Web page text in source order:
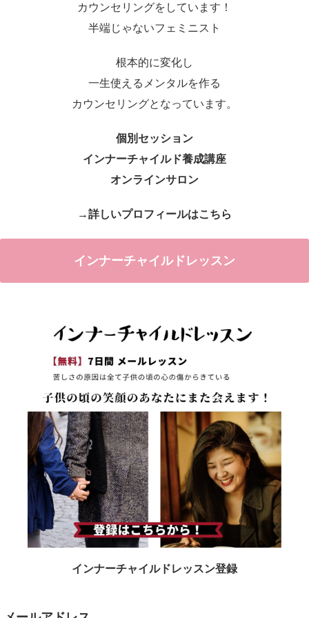
カウンセリングをしています！
半端じゃないフェミニスト
根本的に変化し
一生使えるメンタルを作る
カウンセリングとなっています。
個別セッション
インナーチャイルド養成講座
オンラインサロン
→詳しいプロフィールはこちら
インナーチャイルドレッスン
インナーチャイルドレッスン登録